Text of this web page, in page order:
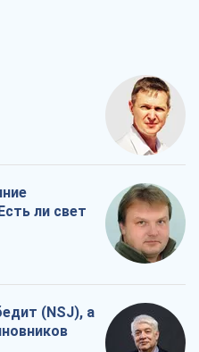
ли свет
(NSJ), а